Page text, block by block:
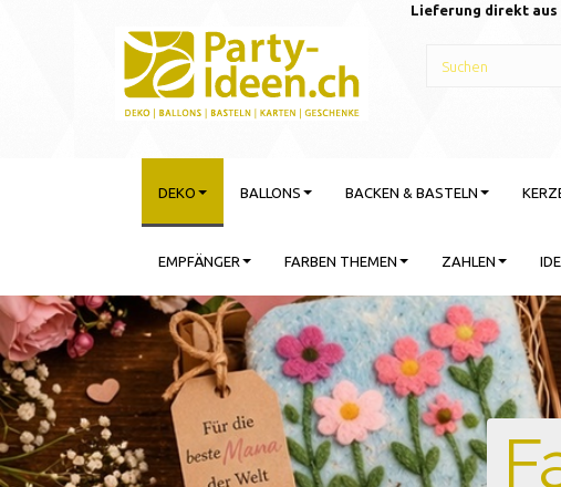
Lieferung direkt aus
DEKO BALLONS BACKEN & BASTELN
EMPFÄNGER FARBEN THEMEN ZAHLEN